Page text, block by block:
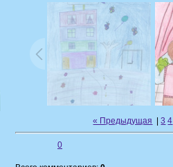
« Предыдущая |3 4
0